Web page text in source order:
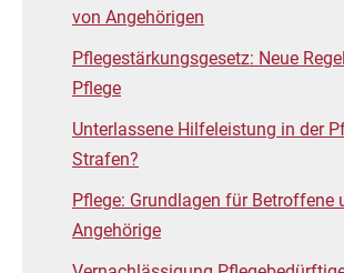
von Angehörigen
Pflegestärkungsgesetz: Neue
Pflege
Unterlassene Hilfeleistung in der
Strafen?
Pflege: Grundlagen für Betroffene
Angehörige